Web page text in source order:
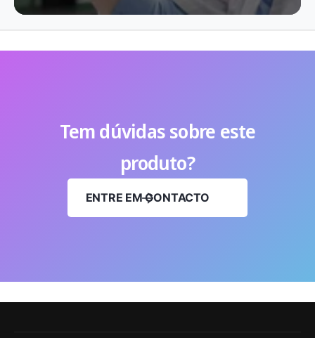
Tem dúvidas sobre este
produto?
ENTRE EM CONTACTO